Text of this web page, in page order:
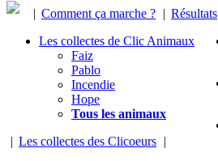
| Comment ça marche ? | Résultats
Les collectes de Clic Animaux
Faiz
Pablo
Incendie
Hope
Tous les animaux
| Les collectes des Clicoeurs |